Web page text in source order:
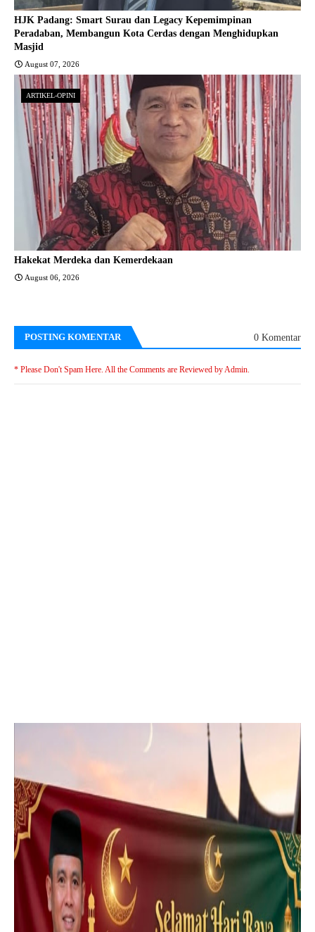
HJK Padang: Smart Surau dan Legacy Kepemimpinan
Peradaban, Membangun Kota Cerdas dengan Menghidupkan
Masjid
August 07, 2026
ARTIKEL-OPINI
Hakekat Merdeka dan Kemerdekaan
August 06, 2026
POSTING KOMENTAR 0 Komentar
* Please Don't Spam Here. All the Comments are Reviewed by Admin.